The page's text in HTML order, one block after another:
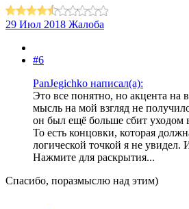
29 Июл 2018 Жалоба
#6
PanJegichko написал(а):
Это все понятно, но акцента
мысль на мой взгляд не
он был ещё больше сбит уходом
То есть концовки, которая
логической точкой я не увидел.
Нажмите для раскрытия...
Спасибо, поразмыслю над этим)